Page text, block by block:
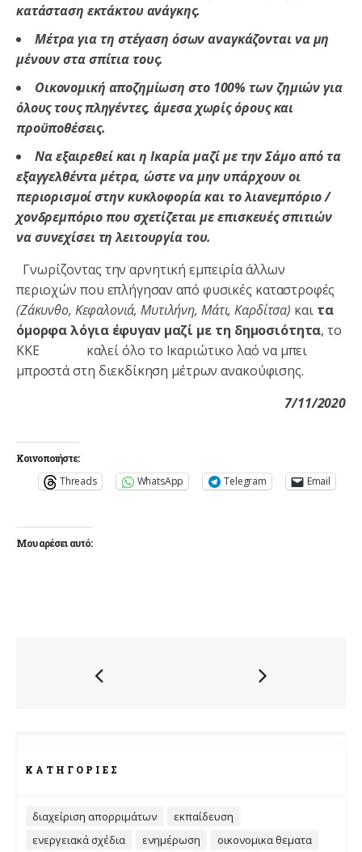
κατάσταση εκτάκτου ανάγκης.
Μέτρα για τη στέγαση όσων αναγκάζονται να μη
μένουν στα σπίτια τους.
Οικονομική αποζημίωση στο 100% των ζημιών για
όλους τους πληγέντες, άμεσα χωρίς όρους και
προϋποθέσεις.
Να εξαιρεθεί και η Ικαρία μαζί με την Σάμο από τα
εξαγγελθέντα μέτρα, ώστε να μην υπάρχουν οι
περιορισμοί στην κυκλοφορία και το λιανεμπόριο /
χονδρεμπόριο που σχετίζεται με επισκευές σπιτιών
να συνεχίσει τη λειτουργία του.
Γνωρίζοντας την αρνητική εμπειρία άλλων
περιοχών που επλήγησαν από φυσικές καταστροφές
(Ζάκυνθο, Κεφαλονιά, Μυτιλήνη, Μάτι, Καρδίτσα) καιτα
όμορφα λόγια έφυγαν μαζί με τη δημοσιότητα, το
ΚΚΕ καλεί όλο το Ικαριώτικο λαό να μπει
μπροστά στη διεκδίκηση μέτρων ανακούφισης.
7/11/2020
Κοινοποιήστε:
Threads WhatsApp Telegram Email
Μου αρέσει αυτό:
ΚΑΤΗΓΟΡΊΕΣ
διαχείριση απορριμάτων
εκπαίδευση
ενεργειακά σχέδια
ενημέρωση οικονομικα θεματα